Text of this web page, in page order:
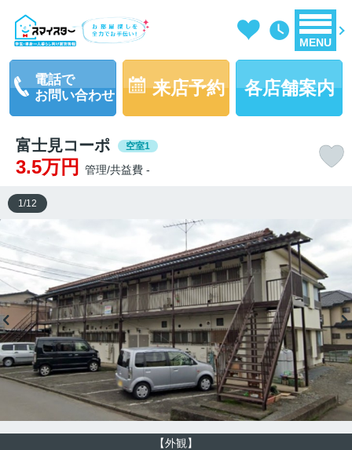
MENU
電話で
お問い合わせ
来店予約 各店舗案内
富士見コーポ 空室1
3.5万円 管理/共益費 -
【外観】
1/12